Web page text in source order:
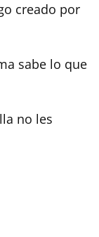
creado por
sabe lo que
no les